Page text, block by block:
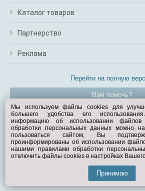
Каталог товаров
Партнерство
Реклама
Перейти на полную
Вам помочь?
© Exist.ru 1998—2026
Мы используем файлы cookies для
большего удобства его
информацию об использовании
обработки персональных данных можно
пользоваться сайтом, Вы
проинформированы об использовании
нашими правилами обработки
отключить файлы cookies в настройках
Принимаю